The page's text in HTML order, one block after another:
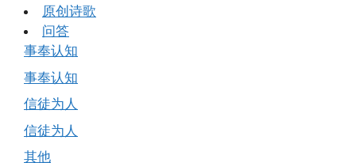
原创诗歌
问答
事奉认知
事奉认知
信徒为人
信徒为人
其他